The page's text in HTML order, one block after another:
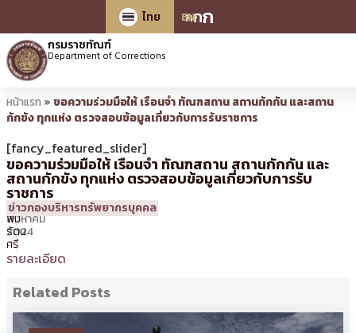
กกก
ไทย
EN
กรมราชทัณฑ์
Department of Corrections
หน้าแรก » ขอความร่วมมือให้ เรือนจำ ทัณฑสถาน สถานกักกัน และสถาน
กักขัง ทุกแห่ง ตรวจสอบข้อมูลเกี่ยวกับการรับราชการ
[fancy_featured_slider]
ขอความร่วมมือให้ เรือนจำ ทัณฑสถาน สถานกักกัน และ
สถานกักขัง ทุกแห่ง ตรวจสอบข้อมูลเกี่ยวกับการรับ
ราชการ
21
สิงหาคม
2024
09:46 น.
โดย
ศิร
พิม
รัตน
ศรี
ข่าวกองบริหารทรัพยากรบุคคล
รายละเอียด
Related Posts